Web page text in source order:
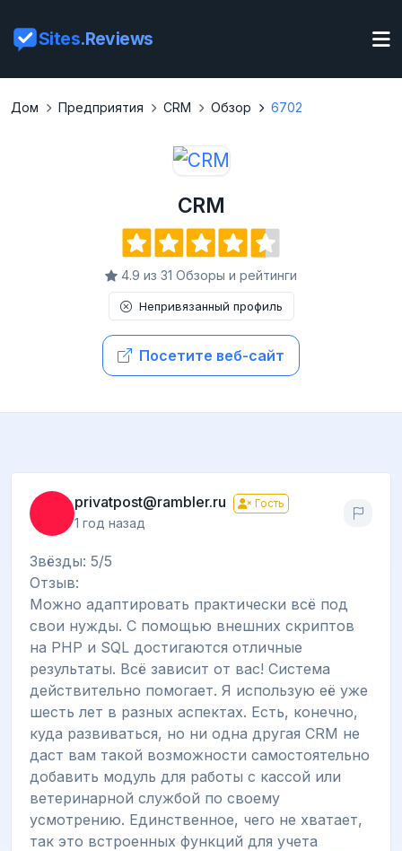
Sites.Reviews
Дом Предприятия CRM Обзор 6702
CRM
4.9 из 31 Обзоры и рейтинги
Непривязанный профиль
Посетите веб-сайт
privatpost@rambler.ru Гость
1 год назад
Звёзды: 5/5
Отзыв:
Можно адаптировать практически всё под
свои нужды. С помощью внешних скриптов
на PHP и SQL достигаются отличные
результаты. Всё зависит от вас! Система
действительно помогает. Я использую её уже
шесть лет в разных аспектах. Есть, конечно,
куда развиваться, но ни одна другая CRM не
даст вам такой возможности самостоятельно
добавить модуль для работы с кассой или
ветеринарной службой по своему
усмотрению. Единственное, чего не хватает,
так это встроенных функций для учета